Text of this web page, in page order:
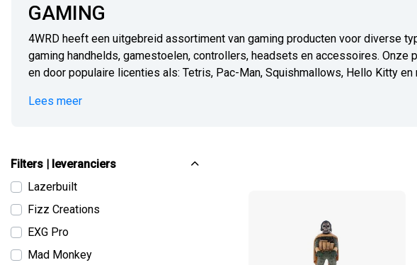
GAMING
4WRD heeft een uitgebreid assortiment van gaming producten voor diverse
gaming handhelds, gamestoelen, controllers, headsets en accessoires.
en door populaire licenties als: Tetris, Pac-Man, Squishmallows, Hello Kitty en
Lees meer
Filters | leveranciers
Lazerbuilt
Fizz Creations
EXG Pro
Mad Monkey